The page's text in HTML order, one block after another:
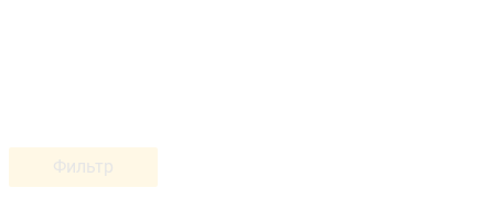
Фильтр